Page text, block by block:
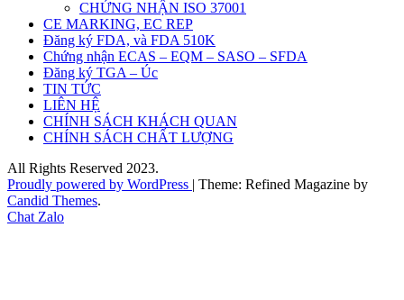
CHỨNG NHẬN ISO 37001
CE MARKING, EC REP
Đăng ký FDA, và FDA 510K
Chứng nhận ECAS – EQM – SASO – SFDA
Đăng ký TGA – Úc
TIN TỨC
LIÊN HỆ
CHÍNH SÁCH KHÁCH QUAN
CHÍNH SÁCH CHẤT LƯỢNG
All Rights Reserved 2023.
Proudly powered by WordPress | Theme: Refined Magazine by
Candid Themes.
Chat Zalo